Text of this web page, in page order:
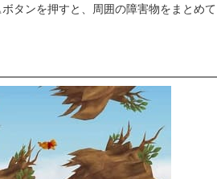
タンを押すと、周囲の障害物をまとめて